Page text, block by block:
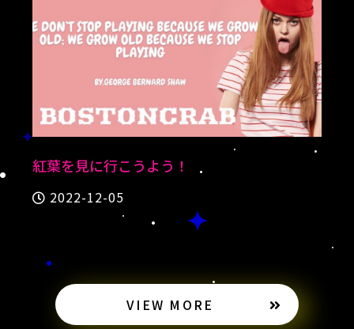
紅葉を見に行こうよう！
2022-12-05
VIEW MORE